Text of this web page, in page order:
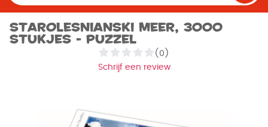
Starolesnianski meer, 3000
stukjes - Puzzel
(0)
Schrijf een review